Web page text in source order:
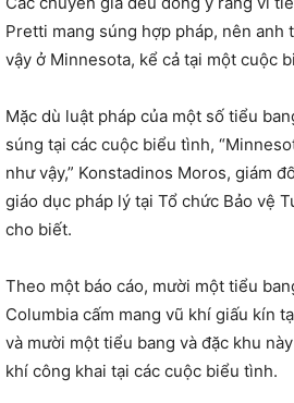
Pretti mang súng hợp pháp, nên anh
vậy ở Minnesota, kể cả tại một cuộc
Mặc dù luật pháp của một số tiểu
súng tại các cuộc biểu tình,
như vậy,” Konstadinos Moros, giám
giáo dục pháp lý tại Tổ chức Bảo vệ
cho biết.
Theo một báo cáo, mười một tiểu
Columbia cấm mang vũ khí giấu kín
và mười một tiểu bang và đặc khu
khí công khai tại các cuộc biểu tình.